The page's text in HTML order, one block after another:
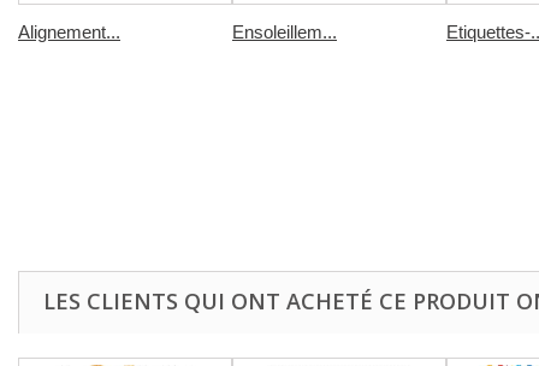
Alignement... Ensoleillem... Etiquettes-
LES CLIENTS QUI ONT ACHETÉ CE PRODUIT